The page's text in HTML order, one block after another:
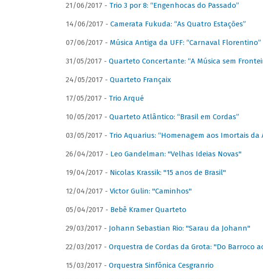
21/06/2017 - Trio 3 por 8: “Engenhocas do Passado”
14/06/2017 - Camerata Fukuda: “As Quatro Estações”
07/06/2017 - Música Antiga da UFF: “Carnaval Florentino”
31/05/2017 - Quarteto Concertante: “A Música sem
24/05/2017 - Quarteto Françaix
17/05/2017 - Trio Arqué
10/05/2017 - Quarteto Atlântico: “Brasil em Cordas”
03/05/2017 - Trio Aquarius: “Homenagem aos Imortais da
26/04/2017 - Leo Gandelman: "Velhas Ideias Novas"
19/04/2017 - Nicolas Krassik: "15 anos de Brasil"
12/04/2017 - Victor Gulin: "Caminhos"
05/04/2017 - Bebê Kramer Quarteto
29/03/2017 - Johann Sebastian Rio: "Sarau da Johann"
22/03/2017 - Orquestra de Cordas da Grota: "Do Barroco
15/03/2017 - Orquestra Sinfônica Cesgranrio